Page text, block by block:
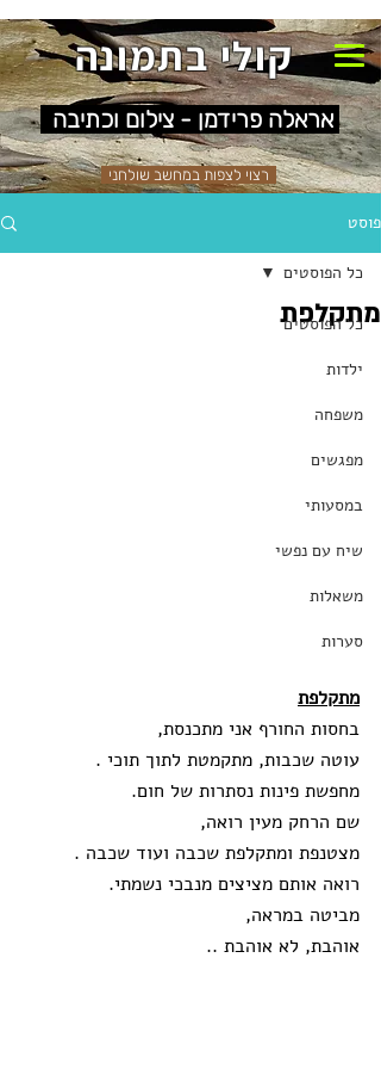
קולי בתמונה
אראלה פרידמן - צילום וכתיבה
רצוי לצפות במחשב שולחני
פוסט
כל הפוסטים
ילדות
משפחה
מפגשים
במסעותי
שיח עם נפשי
משאלות
סערות
כל הפוסטים
מתקלפת
מתקלפת
בחסות החורף אני מתכנסת,
עוטה שכבות, מתקמטת לתוך תוכי .
מחפשת פינות נסתרות של חום.
שם הרחק מעין רואה,
מצטנפת ומתקלפת שכבה ועוד שכבה .
רואה אותם מציצים מנבכי נשמתי.
מביטה במראה,
אוהבת, לא אוהבת ..